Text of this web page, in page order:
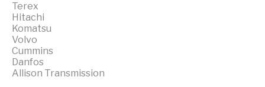
Terex
Hitachi
Komatsu
Volvo
Cummins
Danfos
Allison Transmission